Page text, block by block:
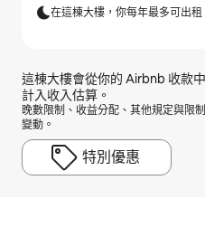
在這棟大樓，你每年最多可出租
這棟大樓會從你的 Airbnb 收款
計入收入估算。
晚數限制、收益分配、其他規定與限
變動。
特別優惠